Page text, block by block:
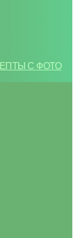
С ФОТО